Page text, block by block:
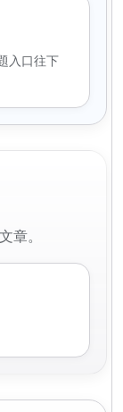
入口往下
章。